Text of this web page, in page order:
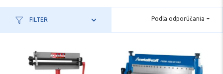
FILTER Podľa odporúčania